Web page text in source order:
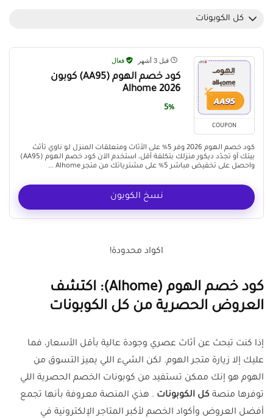
كل الكوبونات
COUPON
قبل 3 أشهر فعال
كود خصم الهوم (AA95) كوبون
Alhome 2026
5%
كود خصم الهوم 2026 وفر 5% على الأثاث ومتعلقات المنزل لو ناوي تأثث
بيتك أو تجدّد ديكور منزلك بتكلفة أقل، استخدم الآن كود خصم الهوم (AA95)
واحصل على تخفيض مباشر 5% على مشترياتك من متجر Alhome ...
نسخ الكوبون
اكواد محدودة!
كود خصم الهوم (Alhome): اكتشف
العروض الحصرية من كل الكوبونات
إذا كنت تبحث عن أثاث عصري وجودة عالية بأقل الأسعار، فما
عليك إلا زيارة متجر الهوم. لكن الشيء اللي يميز التسوق من
الهوم هو إنك ممكن تستفيد من كوبونات الخصم الحصرية اللي
توفرها منصة كل الكوبونات . هذي المنصة معروفة بأنها تجمع
أفضل العروض وأكواد الخصم لأكبر المتاجر الإلكترونية في